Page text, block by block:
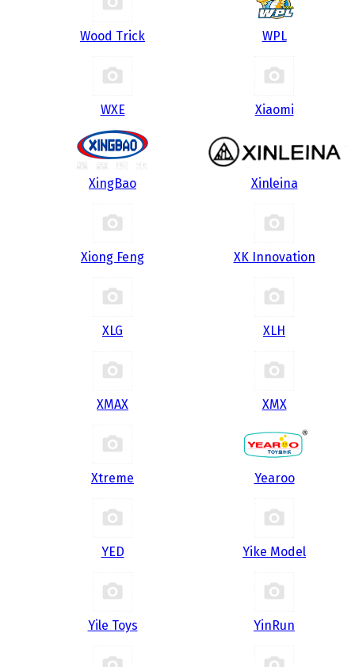
Wood Trick WPL
WXE Xiaomi
XingBao Xinleina
Xiong Feng XK Innovation
XLG XLH
XMAX XMX
Xtreme Yearoo
YED Yike Model
Yile Toys YinRun